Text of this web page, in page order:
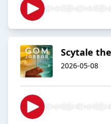
Scytale
2026-05-08